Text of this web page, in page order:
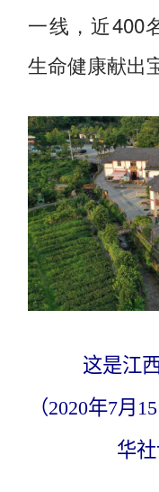
一线，近400
生命健康献出
这是江
（2020年7月
华